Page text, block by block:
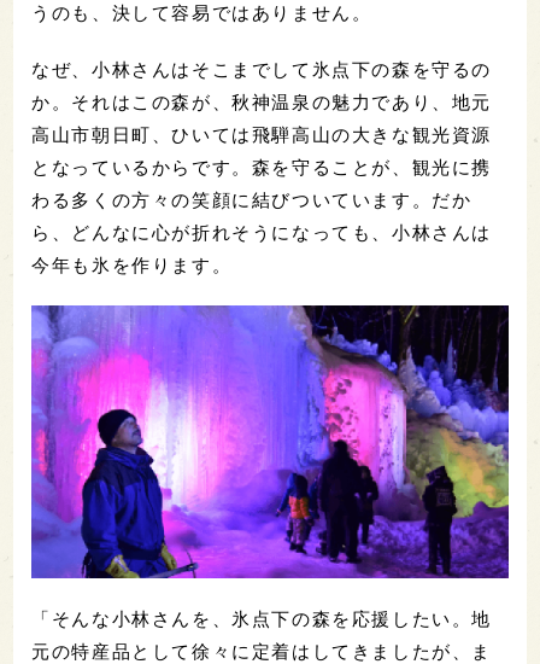
うのも、決して容易ではありません。
なぜ、小林さんはそこまでして氷点下の森を守るの
か。それはこの森が、秋神温泉の魅力であり、地元
高山市朝日町、ひいては飛騨高山の大きな観光資源
となっているからです。森を守ることが、観光に携
わる多くの方々の笑顔に結びついています。だか
ら、どんなに心が折れそうになっても、小林さんは
今年も氷を作ります。
「そんな小林さんを、氷点下の森を応援したい。地
元の特産品として徐々に定着はしてきましたが、ま